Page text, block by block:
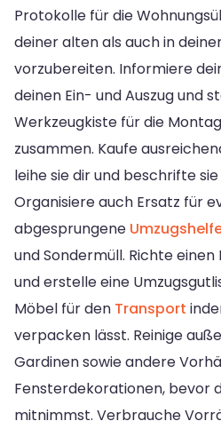
Protokolle für die
deiner alten als auch in
vorzubereiten. Informiere
deinen Ein- und Auszug und
Werkzeugkiste für die
zusammen. Kaufe
leihe sie dir und beschrifte
Organisiere auch Ersatz für
abgesprungene
und Sondermüll. Richte
und erstelle eine
Möbel für den Transport
verpacken lässt. Reinige
Gardinen sowie andere
Fensterdekorationen, bevor
mitnimmst. Verbrauche